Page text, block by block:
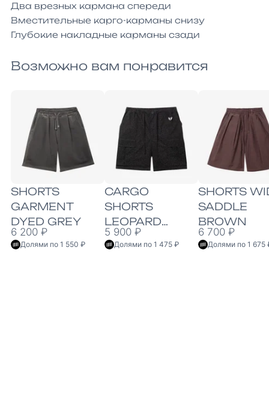
Два врезных кармана спереди
Вместительные карго-карманы снизу
Глубокие накладные карманы сзади
Возможно вам понравится
SHORTS
GARMENT
DYED GREY
6 200 ₽
Долями по 1 550 ₽
CARGO
SHORTS
LEOPARD
BLACK
5 900 ₽
Долями по 1 475 ₽
SHORTS
SADDLE
BROWN
6 700 ₽
Долями по 1 675